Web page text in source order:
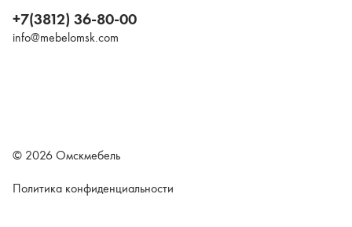
+7(3812) 36-80-00
info@mebelomsk.com
© 2026 Омскмебель
Политика конфиденциальности